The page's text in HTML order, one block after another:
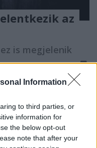
Information
to third parties, or
information for
the below opt-out
note that after your
az
is megjelenik